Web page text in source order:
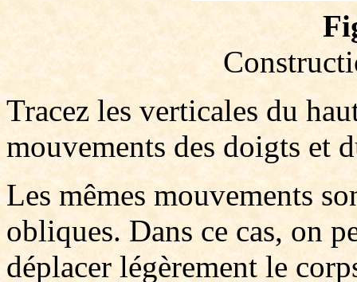
Tracez les verticales du
mouvements des doigts et
Les mêmes mouvements
obliques. Dans ce cas, on
déplacer légèrement le